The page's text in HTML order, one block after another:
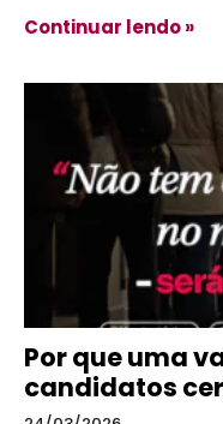
Continuar lendo »
Por que uma
candidatos